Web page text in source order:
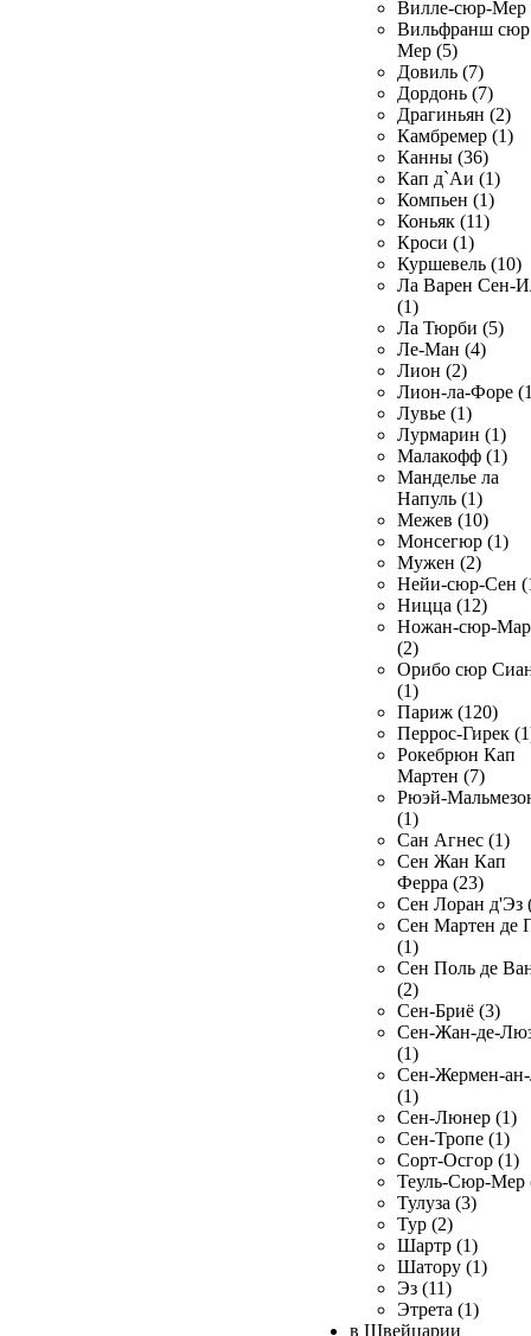
Вилле-сюр-Мер
Вильфранш сюр
Мер (5)
Довиль (7)
Дордонь (7)
Драгиньян (2)
Камбремер (1)
Канны (36)
Кап д`Аи (1)
Компьен (1)
Коньяк (11)
Кроси (1)
Куршевель (10)
Ла Варен Сен-
(1)
Ла Тюрби (5)
Ле-Ман (4)
Лион (2)
Лион-ла-Форе
Лувье (1)
Лурмарин (1)
Малакофф (1)
Манделье ла
Напуль (1)
Межев (10)
Монсегюр (1)
Мужен (2)
Нейи-сюр-Сен
Ницца (12)
Ножан-сюр-
(2)
Орибо сюр
(1)
Париж (120)
Перрос-Гирек
Рокебрюн Кап
Мартен (7)
Рюэй-
(1)
Сан Агнес (1)
Сен Жан Кап
Ферра (23)
Сен Лоран д'Эз
Сен Мартен де
(1)
Сен Поль де
(2)
Сен-Бриё (3)
Сен-Жан-де-
(1)
Сен-Жермен-
(1)
Сен-Люнер (1)
Сен-Тропе (1)
Сорт-Осгор (1)
Теуль-Сюр-Мер
Тулуза (3)
Тур (2)
Шартр (1)
Шатору (1)
Эз (11)
Этрета (1)
в Швейцарии